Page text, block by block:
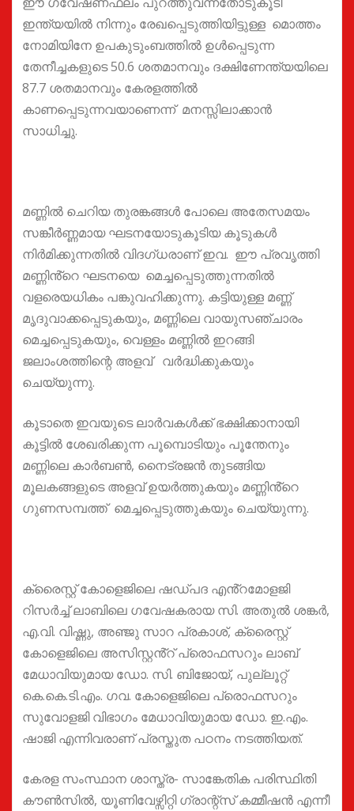
ഇന്ത്യയിൽ നിന്നും രേഖപ്പെടുത്തിയിട്ടുള്ള മൊത്തം
നോമിയിനേ ഉപകുടുംബത്തിൽ ഉൾപ്പെടുന്ന
തേനീച്ചകളുടെ 50.6 ശതമാനവും ദക്ഷിണേന്ത്യയിലെ
87.7 ശതമാനവും കേരളത്തിൽ
കാണപ്പെടുന്നവയാണെന്ന് മനസ്സിലാക്കാൻ
സാധിച്ചു.
‎മണ്ണിൽ ചെറിയ തുരങ്കങ്ങൾ പോലെ അതേസമയം
സങ്കീർണ്ണമായ ഘടനയോടുകൂടിയ കൂടുകൾ
നിർമിക്കുന്നതിൽ വിദഗ്ധരാണ് ഇവ. ഈ പ്രവൃത്തി
മണ്ണിൻ്റെ ഘടനയെ മെച്ചപ്പെടുത്തുന്നതിൽ
വളരെയധികം പങ്കുവഹിക്കുന്നു. കട്ടിയുള്ള മണ്ണ്
മൃദുവാക്കപ്പെടുകയും, മണ്ണിലെ വായുസഞ്ചാരം
മെച്ചപ്പെടുകയും, വെള്ളം മണ്ണിൽ ഇറങ്ങി
ജലാംശത്തിന്റെ അളവ് വർദ്ധിക്കുകയും
ചെയ്യുന്നു.
കൂടാതെ ഇവയുടെ ലാർവകൾക്ക് ഭക്ഷിക്കാനായി
കൂട്ടിൽ ശേഖരിക്കുന്ന പൂമ്പൊടിയും പൂന്തേനും
മണ്ണിലെ കാർബൺ, നൈട്രജൻ തുടങ്ങിയ
മൂലകങ്ങളുടെ അളവ് ഉയർത്തുകയും മണ്ണിൻ്റെ
ഗുണസമ്പത്ത് മെച്ചപ്പെടുത്തുകയും ചെയ്യുന്നു.
‎ക്രൈസ്റ്റ് കോളെജിലെ ഷഡ്‌പദ എൻ്റമോളജി
റിസർച്ച് ലാബിലെ ഗവേഷകരായ സി. അതുൽ ശങ്കർ,
എ.വി. വിഷ്ണു, അഞ്ജു സാറ പ്രകാശ്, ക്രൈസ്റ്റ്
കോളെജിലെ അസിസ്റ്റൻ്റ് പ്രൊഫസറും ലാബ്
മേധാവിയുമായ ഡോ. സി. ബിജോയ്, പുല്ലൂറ്റ്
കെ.കെ.ടി.എം. ഗവ. കോളെജിലെ പ്രൊഫസറും
സുവോളജി വിഭാഗം മേധാവിയുമായ ഡോ. ഇ.എം.
ഷാജി എന്നിവരാണ് പ്രസ്തുത പഠനം നടത്തിയത്.
കേരള സംസ്ഥാന ശാസ്ത്ര- സാങ്കേതിക പരിസ്ഥിതി
കൗൺസിൽ, യൂണിവേഴ്സിറ്റി ഗ്രാന്റ്സ് കമ്മീഷൻ എന്നീ